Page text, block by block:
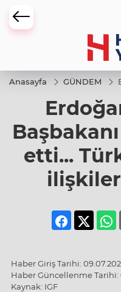
Anasayfa GÜNDEM
etti...
Haber Giriş Tarihi:
Haber Güncellenme Tarihi:
Kaynak: IGF